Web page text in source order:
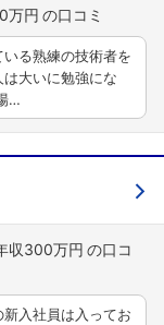
万円
る熟練の技術者を
大いに勉強にな
…
収300万円
入社員は入ってお